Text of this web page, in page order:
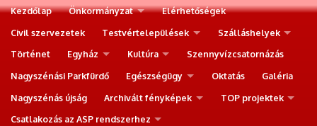
Kezdőlap Önkormányzat
Elérhetőségek
Civil szervezetek
Testvértelepülések
Szálláshelyek
Történet
Egyház Kultúra
Szennyvízcsatornázás
Nagyszénási Parkfürdő
Egészségügy Oktatás
Galéria
Nagyszénás újság
Archivált fényképek
TOP projektek
Csatlakozás az ASP rendszerhez